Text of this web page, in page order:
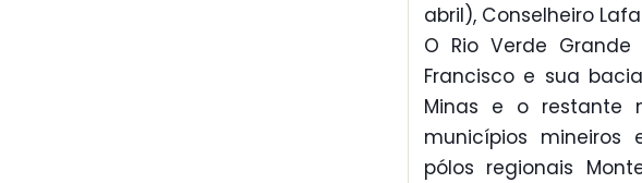
abril), Conselheiro
O Rio Verde
Francisco e sua
Minas e o restante
municípios mineiros
pólos regionais